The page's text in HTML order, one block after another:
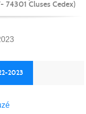
74301 Cluses Cedex)
2023